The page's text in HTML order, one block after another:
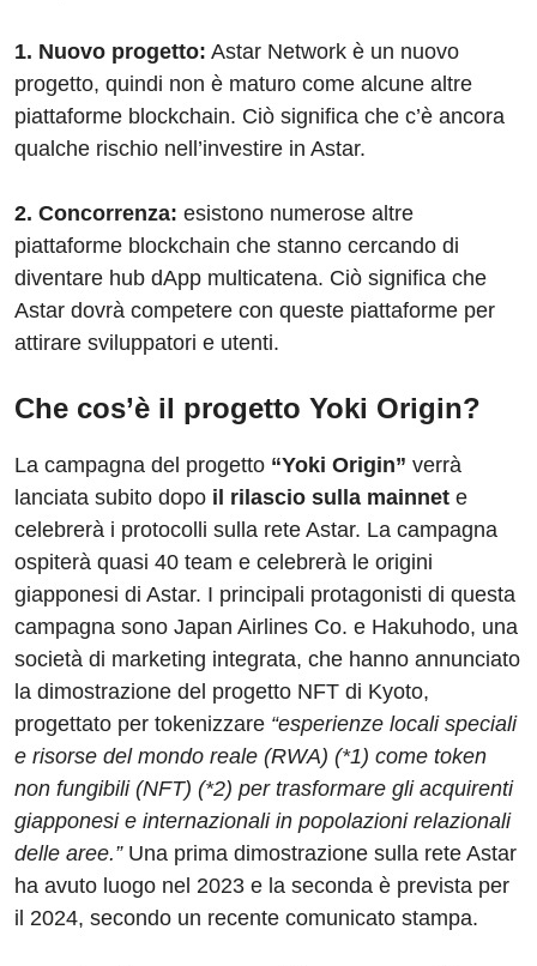
1. Nuovo progetto: Astar Network è un nuovo
progetto, quindi non è maturo come alcune altre
piattaforme blockchain. Ciò significa che c’è ancora
qualche rischio nell’investire in Astar.
2. Concorrenza: esistono numerose altre
piattaforme blockchain che stanno cercando di
diventare hub dApp multicatena. Ciò significa che
Astar dovrà competere con queste piattaforme per
attirare sviluppatori e utenti.
Che cos’è il progetto Yoki Origin?
La campagna del progetto “Yoki Origin” verrà
lanciata subito dopo il rilascio sulla mainnet e
celebrerà i protocolli sulla rete Astar. La campagna
ospiterà quasi 40 team e celebrerà le origini
giapponesi di Astar. I principali protagonisti di questa
campagna sono Japan Airlines Co. e Hakuhodo, una
società di marketing integrata, che hanno annunciato
la dimostrazione del progetto NFT di Kyoto,
progettato per tokenizzare “esperienze locali speciali
e risorse del mondo reale (RWA) (*1) come token
non fungibili (NFT) (*2) per trasformare gli acquirenti
giapponesi e internazionali in popolazioni relazionali
delle aree.”Una prima dimostrazione sulla rete Astar
ha avuto luogo nel 2023 e la seconda è prevista per
il 2024, secondo un recente comunicato stampa.